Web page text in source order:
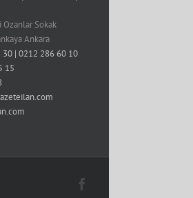
Ozanlar Sokak
Ankara
| 0212 286 60 10
15